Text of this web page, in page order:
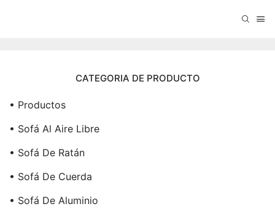
CATEGORIA DE PRODUCTO
• Productos
• Sofá Al Aire Libre
• Sofá De Ratán
• Sofá De Cuerda
• Sofá De Aluminio